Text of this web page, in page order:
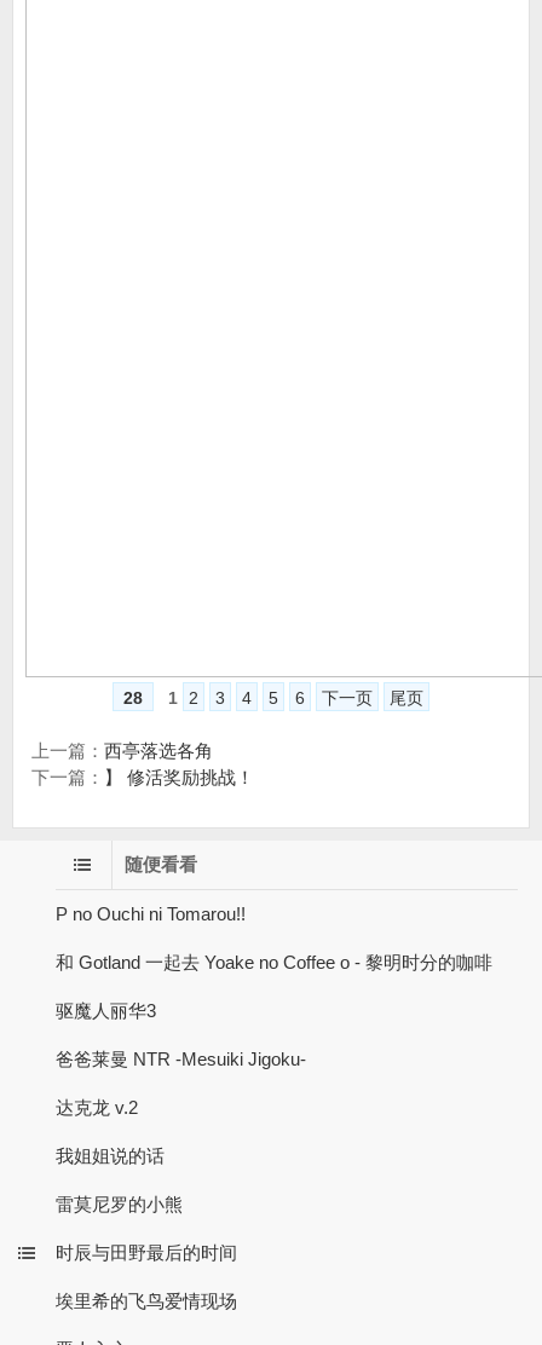
28 1 2 3 4 5 6 下一页 尾页
上一篇： 西亭落选各角
下一篇： 】 修活奖励挑战！
随便看看
P no Ouchi ni Tomarou!!
和 Gotland 一起去 Yoake no Coffee o - 黎明时分的咖啡
驱魔人丽华3
爸爸莱曼 NTR -Mesuiki Jigoku-
达克龙 v.2
我姐姐说的话
雷莫尼罗的小熊
时辰与田野最后的时间
埃里希的飞鸟爱情现场